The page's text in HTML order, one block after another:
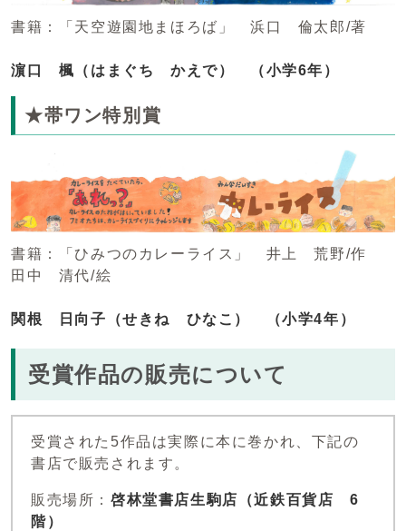
書籍：「天空遊園地まほろば」 浜口 倫太郎/著
濵口 楓（はまぐち かえで） （小学6年）
★帯ワン特別賞
書籍：「ひみつのカレーライス」 井上 荒野/作
田中 清代/絵
関根 日向子（せきね ひなこ） （小学4年）
受賞作品の販売について
受賞された5作品は実際に本に巻かれ、下記の
書店で販売されます。
販売場所： 啓林堂書店生駒店（近鉄百貨店 6
階）